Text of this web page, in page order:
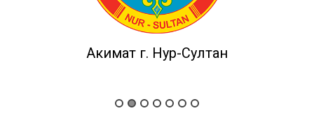
Акимат г. Нур-Султан